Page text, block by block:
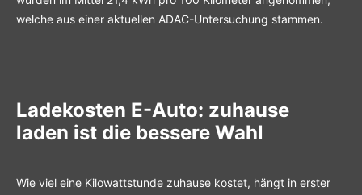
welche aus einer aktuellen ADAC-Untersuchung stammen.
Ladekosten E-Auto: zuhause
laden ist die bessere Wahl
Wie viel eine Kilowattstunde zuhause kostet, hängt in erster